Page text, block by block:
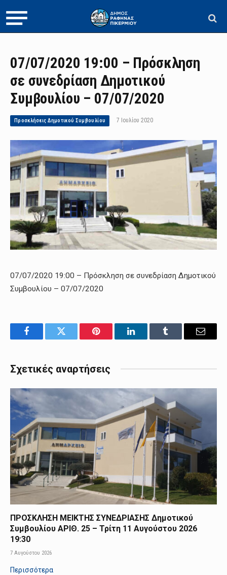
07/07/2020 19:00 – Πρόσκληση
σε συνεδρίαση Δημοτικού
Συμβουλίου – 07/07/2020
Προσκλήσεις Δημοτικού Συμβουλίου 7 Ιουλίου 2020
07/07/2020 19:00 – Πρόσκληση σε συνεδρίαση Δημοτικού
Συμβουλίου – 07/07/2020
FacebookTwitter Pinterest LinkedInTumblr Email
Σχετικές αναρτήσεις
ΠΡΟΣΚΛΗΣΗ ΜΕΙΚΤΗΣ ΣΥΝΕΔΡΙΑΣΗΣ Δημοτικού
Συμβουλίου ΑΡΙΘ. 25 – Τρίτη 11 Αυγούστου 2026
19:30
7 Αυγούστου 2026
Περισσότερα